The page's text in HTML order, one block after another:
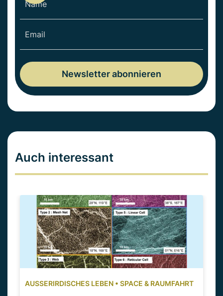
Auch interessant
AUSSERIRDISCHES LEBEN • SPACE & RAUMFAHRT